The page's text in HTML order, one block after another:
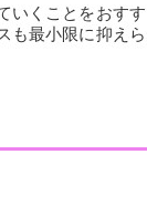
いくことをおすす
も最小限に抑えら